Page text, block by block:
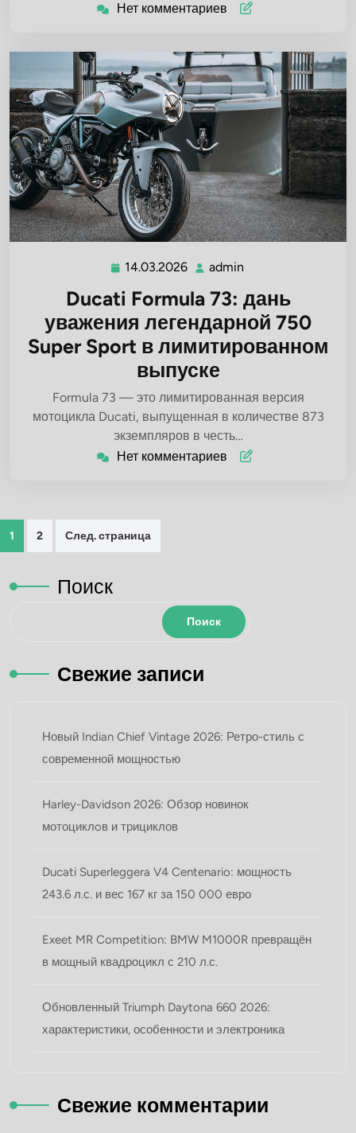
Нет комментариев
14.03.2026 14.03.2026
admin
Ducati Formula 73: дань
уважения легендарной 750
Super Sport в лимитированном
выпуске
Formula 73 — это лимитированная версия
мотоцикла Ducati, выпущенная в количестве 873
экземпляров в честь…
Нет комментариев
Пагинация
записей
1 2 След. страница
Поиск
Поиск
Свежие записи
Новый Indian Chief Vintage 2026: Ретро-стиль с
современной мощностью
Harley-Davidson 2026: Обзор новинок
мотоциклoв и трициклов
Ducati Superleggera V4 Centenario: мощность
243.6 л.с. и вес 167 кг за 150 000 евро
Exeet MR Competition: BMW M1000R превращён
в мощный квадроцикл с 210 л.с.
Обновленный Triumph Daytona 660 2026:
характеристики, особенности и электроника
Свежие комментарии